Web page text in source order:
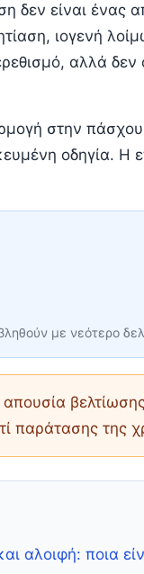
δεν είναι ένας
ιογενή
αλλά δεν
στην
οδηγία.
με νεότερο
απουσία
παράτασης της
αλοιφή: ποια